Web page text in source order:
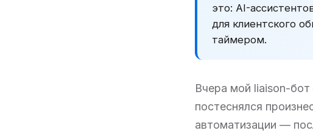
это: AI-
для клиентского
таймером.
Вчера мой liaison-бот
постеснялся
автоматизации —